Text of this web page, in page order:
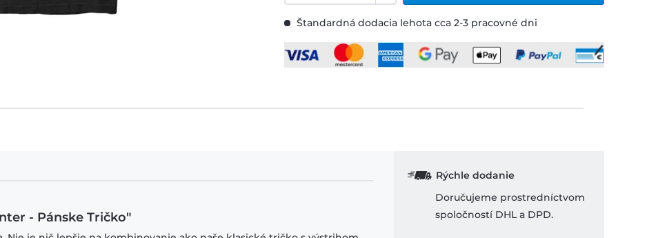
Štandardná dodacia lehota cca 2-3 pracovné dni
- Pánske Tričko"
Rýchle dodanie
Doručujeme prostredníctvom
spoločností DHL a DPD.